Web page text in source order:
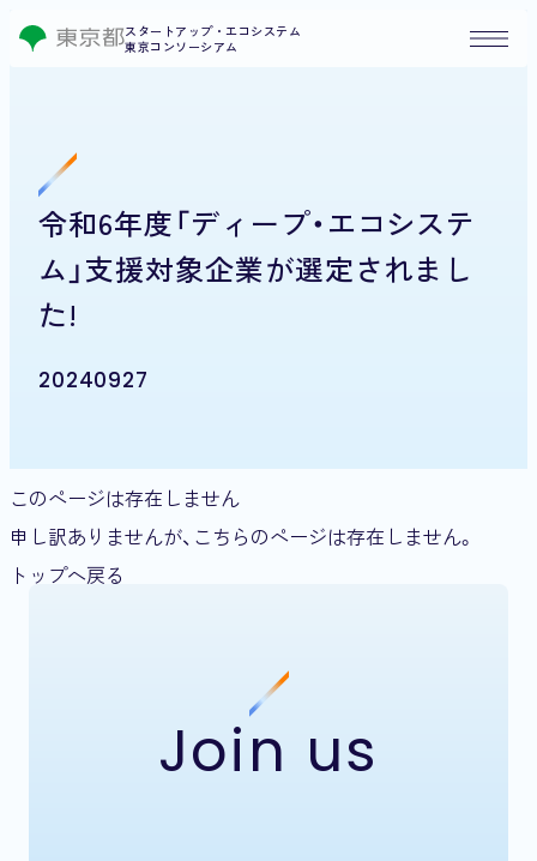
スタートアップ・エコシステム
東京コンソーシアム
令和6年度「ディープ・エコシステ
ム」支援対象企業が選定されまし
た!
20240927
このページは存在しません
申し訳ありませんが、こちらのページは存在しません。
トップへ戻る
Join us